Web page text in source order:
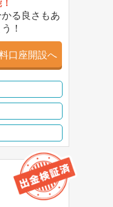
る良さもあ
！
口座開設へ